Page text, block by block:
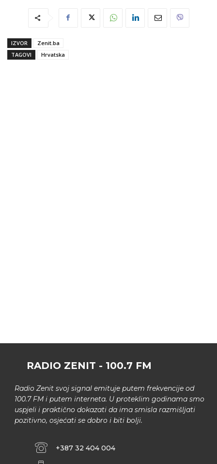
IZVOR
Zenit.ba
TAGOVI
Hrvatska
RADIO ZENIT - 100.7 FM
Radio Zenit svoj signal emituje putem frekvencije od
100.7 FM i putem interneta. U proteklim godinama smo
uspjeli i praktično dokazati da ima smisla razmišljati
pozitivno, osjećati se dobro i biti bolji.
+387 32 404 004